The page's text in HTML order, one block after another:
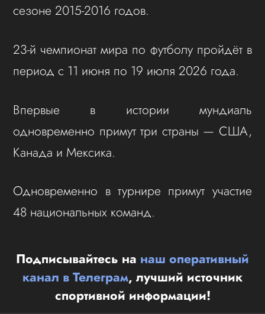
сезоне 2015-2016 годов.
23-й чемпионат мира по футболу пройдёт в
период с 11 июня по 19 июля 2026 года.
Впервые в истории мундиаль
одновременно примут три страны — США,
Канада и Мексика.
Одновременно в турнире примут участие
48 национальных команд.
Подписывайтесь на наш оперативный
канал в Телеграм, лучший источник
спортивной информации!